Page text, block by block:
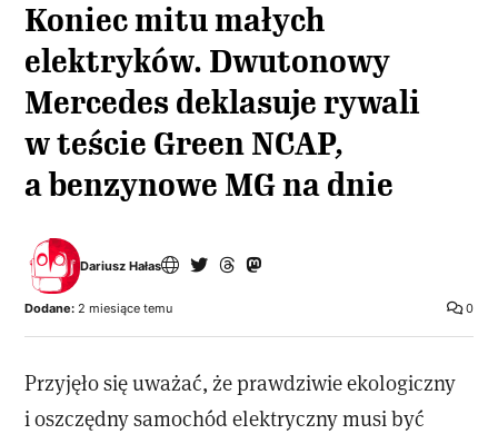
Koniec mitu małych
elektryków. Dwutonowy
Mercedes deklasuje rywali
w teście Green NCAP,
a benzynowe MG na dnie
Dariusz Hałas
0
Dodane: 2 miesiące temu
Przyjęło się uważać, że prawdziwie ekologiczny
i oszczędny samochód elektryczny musi być